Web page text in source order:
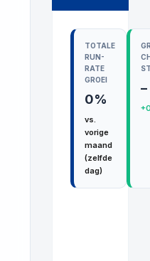
TOTALE
RUN-
RATE
GROEI
0%
vs.
vorige
maand
(zelfde
dag)
–